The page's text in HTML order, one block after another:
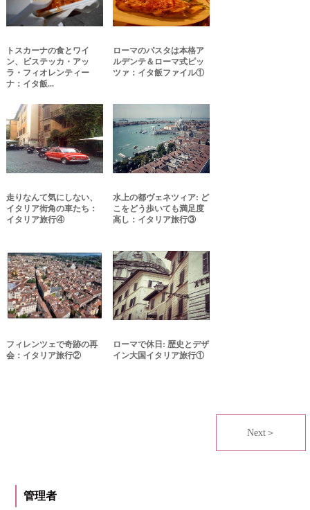
トスカーナの食とワイ
ン、ビステッカ・アッ
ラ・フィオレンティー
ナ：イタ飯...
ローマのパスタは本格ア
ルデンテ＆ローマ式ピッ
ツァ：イタ飯ファイル①
走りなんて気にしない、
イタリア街角の車たち：
イタリア旅行④
水上の都ヴェネツィア: ど
こをどう歩いても満足度
高し：イタリア旅行③
フィレンツェで奇跡の再
会：イタリア旅行②
ローマで休日: 歴史とデザ
イン大国イタリア旅行①
Next＞
管理者